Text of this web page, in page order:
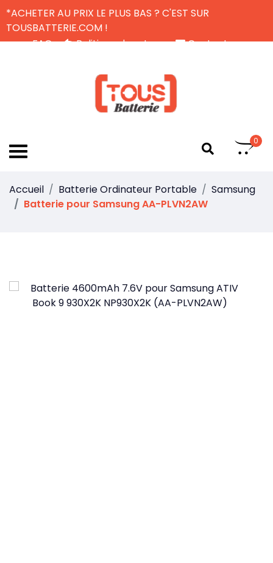
*ACHETER AU PRIX LE PLUS BAS ? C'EST SUR
TOUSBATTERIE.COM !
FAQ
Politique de retour
Contactez-nous
0
Accueil Batterie Ordinateur Portable
Samsung
Batterie pour Samsung AA-PLVN2AW